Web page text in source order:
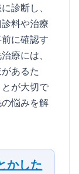
診断し、
料や治療
に確認す
療には、
あるた
が大切で
悩みを解
かした